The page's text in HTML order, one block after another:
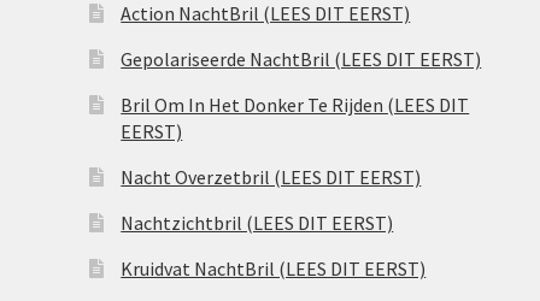
Action NachtBril (LEES DIT EERST)
Gepolariseerde NachtBril (LEES DIT EERST)
Bril Om In Het Donker Te Rijden (LEES DIT
EERST)
Nacht Overzetbril (LEES DIT EERST)
Nachtzichtbril (LEES DIT EERST)
Kruidvat NachtBril (LEES DIT EERST)